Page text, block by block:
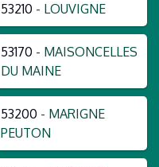
53210 - LOUVIGNE
53170 - MAISONCELLES
DU MAINE
53200 - MARIGNE
PEUTON